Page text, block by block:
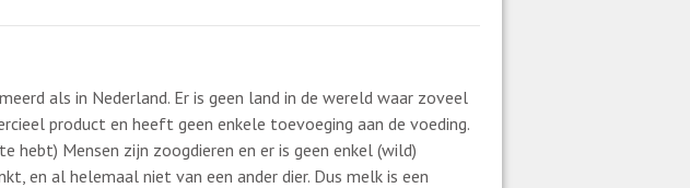
als in Nederland. Er is geen land in de wereld waar zoveel
product en heeft geen enkele toevoeging aan de voeding.
hebt) Mensen zijn zoogdieren en er is geen enkel (wild)
en al helemaal niet van een ander dier. Dus melk is een